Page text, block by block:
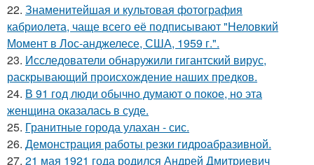
22. Знаменитейшая и культовая фотография
кабриолета, чаще всего её подписывают "Неловкий
Момент в Лос-анджелесе, США, 1959 г.".
23. Исследователи обнаружили гигантский вирус,
раскрывающий происхождение наших предков.
24. В 91 год люди обычно думают о покое, но эта
женщина оказалась в суде.
25. Гранитные города улахан - сис.
26. Демонстрация работы резки гидроабразивной.
27. 21 мая 1921 года родился Андрей Дмитриевич